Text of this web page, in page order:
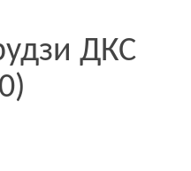
ДКС